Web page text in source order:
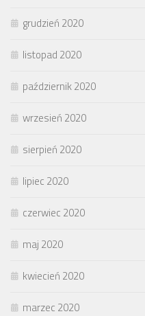
grudzień 2020
listopad 2020
październik 2020
wrzesień 2020
sierpień 2020
lipiec 2020
czerwiec 2020
maj 2020
kwiecień 2020
marzec 2020